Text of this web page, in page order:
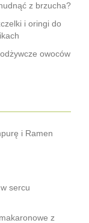
z brzucha?
i oringi do
owoców
i Ramen
sercu
z